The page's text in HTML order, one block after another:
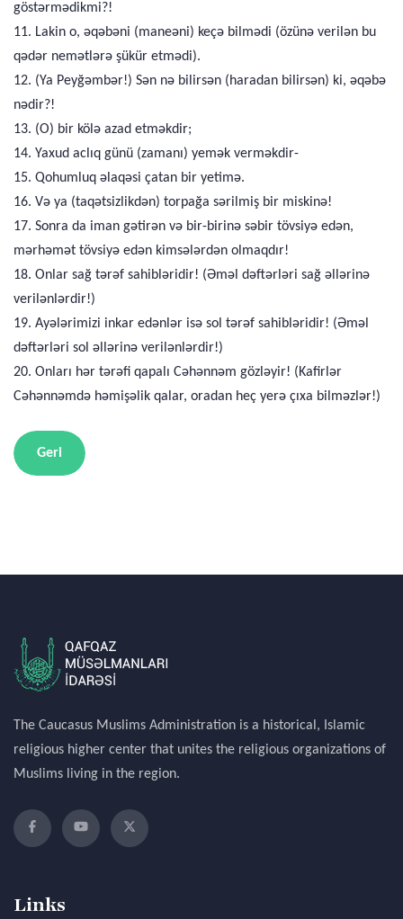
göstərmədikmi?!
11. Lakin o, əqəbəni (maneəni) keçə bilmədi (özünə verilən bu
qədər nemətlərə şükür etmədi).
12. (Ya Peyğəmbər!) Sən nə bilirsən (haradan bilirsən) ki, əqəbə
nədir?!
13. (O) bir kölə azad etməkdir;
14. Yaxud aclıq günü (zamanı) yemək verməkdir-
15. Qohumluq əlaqəsi çatan bir yetimə.
16. Və ya (taqətsizlikdən) torpağa sərilmiş bir miskinə!
17. Sonra da iman gətirən və bir-birinə səbir tövsiyə edən,
mərhəmət tövsiyə edən kimsələrdən olmaqdır!
18. Onlar sağ tərəf sahibləridir! (Əməl dəftərləri sağ əllərinə
verilənlərdir!)
19. Ayələrimizi inkar edənlər isə sol tərəf sahibləridir! (Əməl
dəftərləri sol əllərinə verilənlərdir!)
20. Onları hər tərəfi qapalı Cəhənnəm gözləyir! (Kafirlər
Cəhənnəmdə həmişəlik qalar, oradan heç yerə çıxa bilməzlər!)
Geri
The Caucasus Muslims Administration is a historical, Islamic
religious higher center that unites the religious organizations of
Muslims living in the region.
Links